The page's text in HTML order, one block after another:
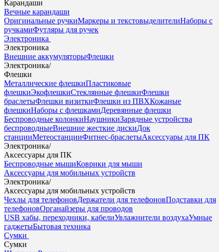
Карандаши
Вечные карандаши
Оригинальные ручкиМаркеры и текстовыделителиНаборы с
ручкамиФутляры для ручек
Электроника
Электроника
Внешние аккумуляторыФлешки
Электроника/
Флешки
Металлические флешкиПластиковые
флешкиЭкофлешкиСтеклянные флешкиФлешки
браслетыФлешки визиткиФлешки из ПВХКожаные
флешкиНаборы с флешкамиДеревянные флешки
Беспроводные колонкиНаушникиЗарядные устройства
беспроводныеВнешние жесткие дискиДок
станцииМетеостанцииФитнес-браслетыАксессуары для ПК
Электроника/
Аксессуары для ПК
Беспроводные мышиКоврики для мыши
Аксессуары для мобильных устройств
Электроника/
Аксессуары для мобильных устройств
Чехлы для телефоновДержатели для телефоновПодставки для
телефоновОрганайзеры для проводов
USB хабы, переходники, кабелиУвлажнители воздухаУмные
гаджетыБытовая техника
Сумки
Сумки